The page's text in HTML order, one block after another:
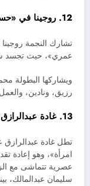
12. روجينا في «حسبة عمري»
تشارك النجمة
عمري»، حيث تجسد
ويشاركها البطولة
رزيق، ونادين،
13. غادة عبدالرازق تعيد «شباب امرأة» برؤية جديدة
تطل غادة
امرأة»، وهو إعادة
عصرية تتماشى مع
سليمان عبدالمالك،